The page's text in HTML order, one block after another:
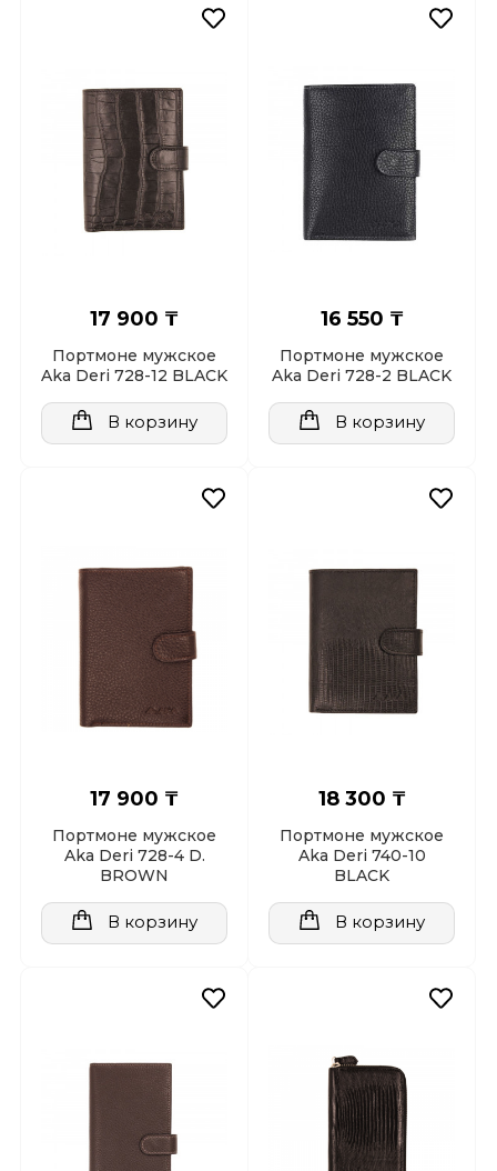
17 900 ₸
Портмоне мужское
Aka Deri 728-12 BLACK
В корзину
16 550 ₸
Портмоне мужское
Aka Deri 728-2 BLACK
В корзину
17 900 ₸
Портмоне мужское
Aka Deri 728-4 D.
BROWN
В корзину
18 300 ₸
Портмоне мужское
Aka Deri 740-10
BLACK
В корзину